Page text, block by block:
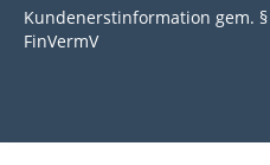
Kundenerstinformation gem. §
FinVermV